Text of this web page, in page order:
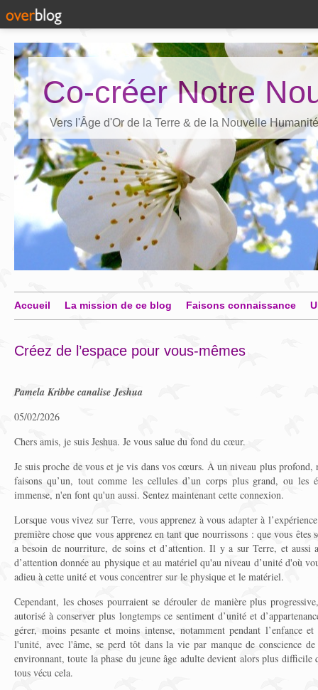
Co-créer Notre
Vers l'Âge d'Or de la Terre & de la Nouvelle Humanité
Accueil La mission de ce blog Faisons connaissance
Créez de l’espace pour vous-mêmes
Pamela Kribbe canalise Jeshua
05/02/2026
Chers amis, je suis Jeshua. Je vous salue du fond du cœur.
Je suis proche de vous et je vis dans vos cœurs. À un niveau plus profond,
faisons qu’un, tout comme les cellules d’un corps plus grand, ou les
immense, n'en font qu'un aussi. Sentez maintenant cette connexion.
Lorsque vous vivez sur Terre, vous apprenez à vous adapter à
première chose que vous apprenez en tant que nourrissons : que vous êtes
a besoin de nourriture, de soins et d’attention. Il y a sur Terre, et aussi
d’attention donnée au physique et au matériel qu'au niveau d’unité d'où
adieu à cette unité et vous concentrer sur le physique et le matériel.
Cependant, les choses pourraient se dérouler de manière plus
autorisé à conserver plus longtemps ce sentiment d’unité et
gérer, moins pesante et moins intense, notamment pendant l’enfance
l'unité, avec l'âme, se perd tôt dans la vie par manque de conscience
environnant, toute la phase du jeune âge adulte devient alors plus
tous vécu cela.